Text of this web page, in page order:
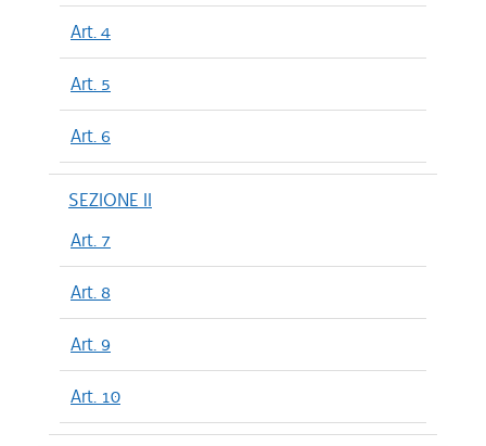
Art. 4
Art. 5
Art. 6
SEZIONE II
Art. 7
Art. 8
Art. 9
Art. 10